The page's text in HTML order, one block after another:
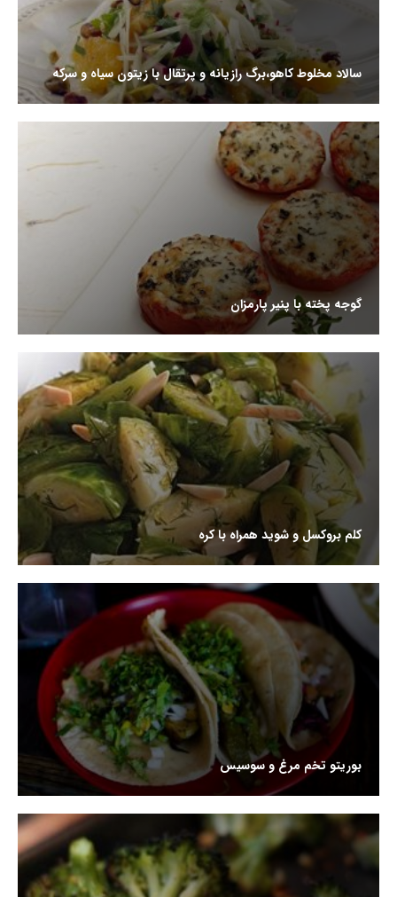
سالاد مخلوط کاهو،برگ رازیانه و پرتقال با زیتون سیاه و سرکه
گوجه پخته با پنیر پارمزان
کلم بروکسل و شوید همراه با کره
بوریتو تخم مرغ و سوسیس